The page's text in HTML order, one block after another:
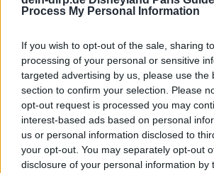
Process My Personal Information
If you wish to opt-out of the sale, sharing
processing of your personal or sensitive
targeted advertising by us, please use the
section to confirm your selection. Please
opt-out request is processed you may
interest-based ads based on personal
us or personal information disclosed to
your opt-out. You may separately opt-out
disclosure of your personal information by
Spannende Lesetipps